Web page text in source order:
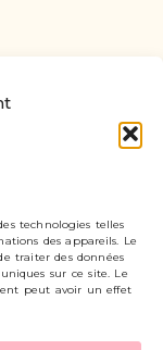
technologies telles
des appareils. Le
traiter des données
sur ce site. Le
peut avoir un effet